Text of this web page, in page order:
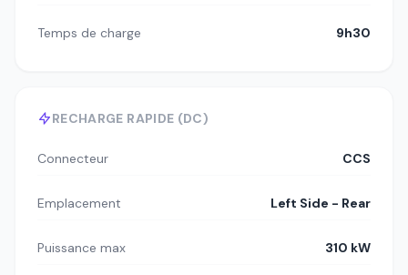
Temps de charge 9h30
RECHARGE RAPIDE (DC)
Connecteur CCS
Emplacement Left Side - Rear
Puissance max 310 kW